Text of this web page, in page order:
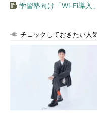
期設定のテーマ」と「Win
と、Windows 10の標準の
のものに変更される。
学習塾向け「Wi-Fi導入
チェックしておきたい人